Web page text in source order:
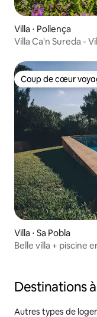
Villa ⋅ Pollença
Villa Ca'n Sureda -
Coup de cœur
Coup de cœur
Villa ⋅ Sa Pobla
Belle villa + piscine
Destinations
Autres types de